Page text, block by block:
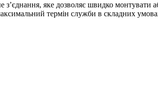
яке дозволяє швидко монтувати
термін служби в складних